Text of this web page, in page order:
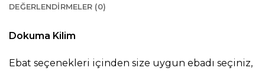
DEĞERLENDIRMELER (0)
Dokuma Kilim
Ebat seçenekleri içinden size uygun ebadı seçiniz,